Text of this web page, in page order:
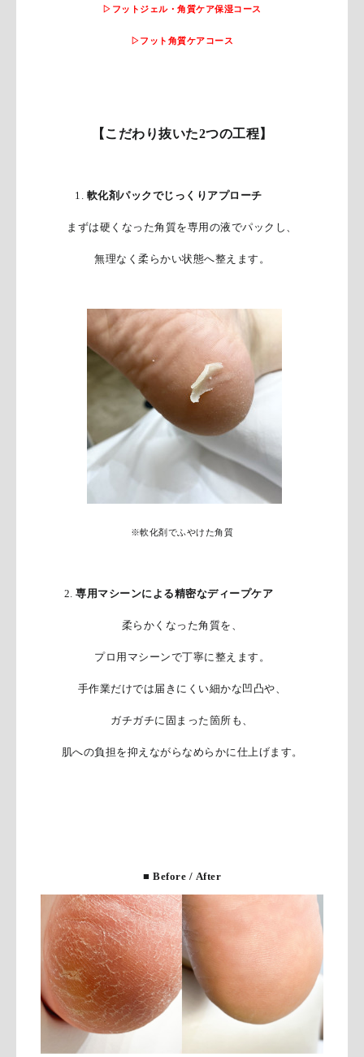
▷フットジェル・角質ケア保湿コース
▷フット角質ケアコース
【こだわり抜いた2つの工程】
1. 軟化剤パックでじっくりアプローチ
まずは硬くなった角質を専用の液でパックし、
無理なく柔らかい状態へ整えます。
※軟化剤でふやけた角質
2. 専用マシーンによる精密なディープケア
柔らかくなった角質を、
プロ用マシーンで丁寧に整えます。
手作業だけでは届きにくい細かな凹凸や、
ガチガチに固まった箇所も、
肌への負担を抑えながらなめらかに仕上げます。
■ Before / After